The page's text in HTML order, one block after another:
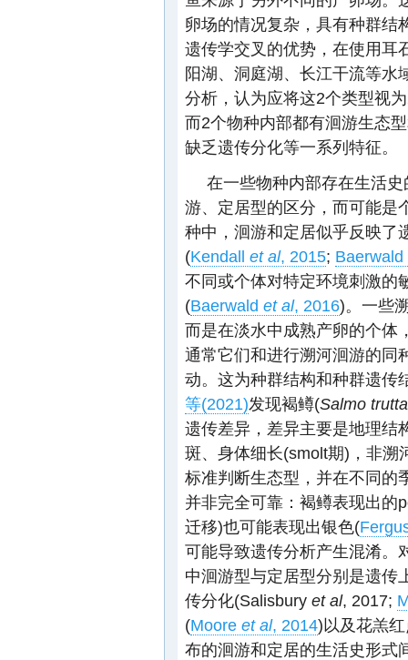
卵场的情况复杂，具有种群结
遗传学交叉的优势，在使用耳
阳湖、洞庭湖、长江干流等水
分析，认为应将这2个类型视
而2个物种内部都有洄游生态
缺乏遗传分化等一系列特征。
在一些物种内部存在生活
游、定居型的区分，而可能是
种中，洄游和定居似乎反映了
(Kendall et al, 2015; Baerwald
不同或个体对特定环境刺激的
(Baerwald et al, 2016)。一些
而是在淡水中成熟产卵的个体
通常它们和进行溯河洄游的同
动。这为种群结构和种群遗传
等(2021)发现褐鳟(Salmo trutta
遗传差异，差异主要是地理结
斑、身体细长(smolt期)，非溯
标准判断生态型，并在不同的
并非完全可靠：褐鳟表现出的
迁移)也可能表现出银色(
可能导致遗传分析产生混淆。
中洄游型与定居型分别是遗传
传分化(Salisbury et al, 2017;
(Moore et al, 2014)以及花羔
布的洄游和定居的生活史形式